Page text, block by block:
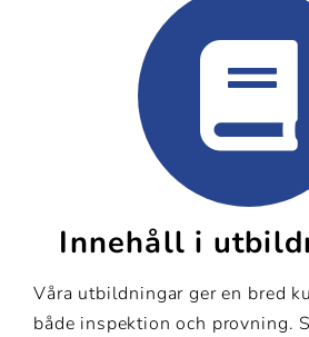
Innehåll i
Våra utbildningar ger en bred
både inspektion och provning.